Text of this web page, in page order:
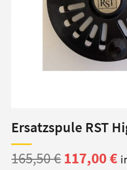
Ersatzspule RST
165,50€ 117,00€